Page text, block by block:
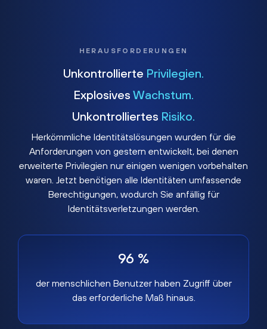
HERAUSFORDERUNGEN
Unkontrollierte Privilegien.
Explosives Wachstum.
Unkontrolliertes Risiko.
Herkömmliche Identitätslösungen wurden für die
Anforderungen von gestern entwickelt, bei denen
erweiterte Privilegien nur einigen wenigen vorbehalten
waren. Jetzt benötigen alle Identitäten umfassende
Berechtigungen, wodurch Sie anfällig für
Identitätsverletzungen werden.
96 %
der menschlichen Benutzer haben Zugriff über
das erforderliche Maß hinaus.